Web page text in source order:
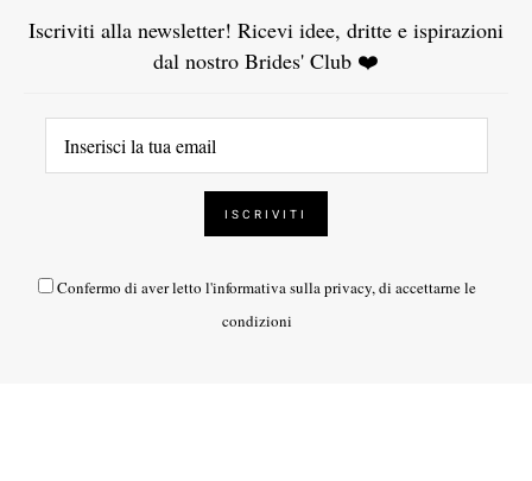
Iscriviti alla newsletter! Ricevi idee, dritte e ispirazioni
dal nostro Brides' Club ❤️
Confermo di aver letto l'informativa sulla privacy, di accettarne le
condizioni